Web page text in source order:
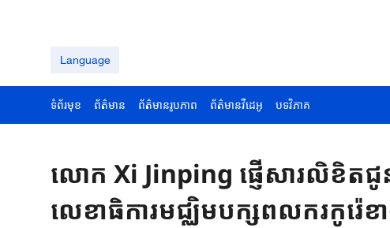
Language
ទំព័រមុខ ព័ត៌មាន ព័ត៌មានរូបភាព ព័ត៌មានវីដេអូ បទវិភាគ
លោក Xi Jinping ផ្ញើសារលិខិត
លេខាធិការមជ្ឈិមបក្សពលករកូរ៉េខ